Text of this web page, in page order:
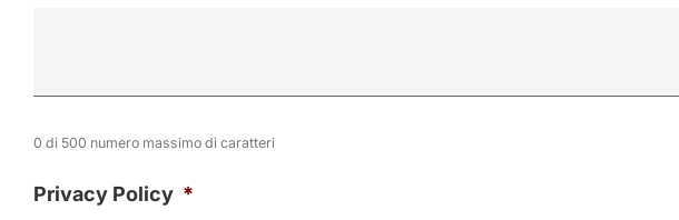
0 di 500 numero massimo di caratteri
Privacy Policy *